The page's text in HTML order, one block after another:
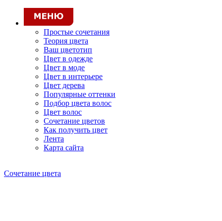
Простые сочетания
Теория цвета
Ваш цветотип
Цвет в одежде
Цвет в моде
Цвет в интерьере
Цвет дерева
Популярные оттенки
Подбор цвета волос
Цвет волос
Сочетание цветов
Как получить цвет
Лента
Карта сайта
Сочетание цвета